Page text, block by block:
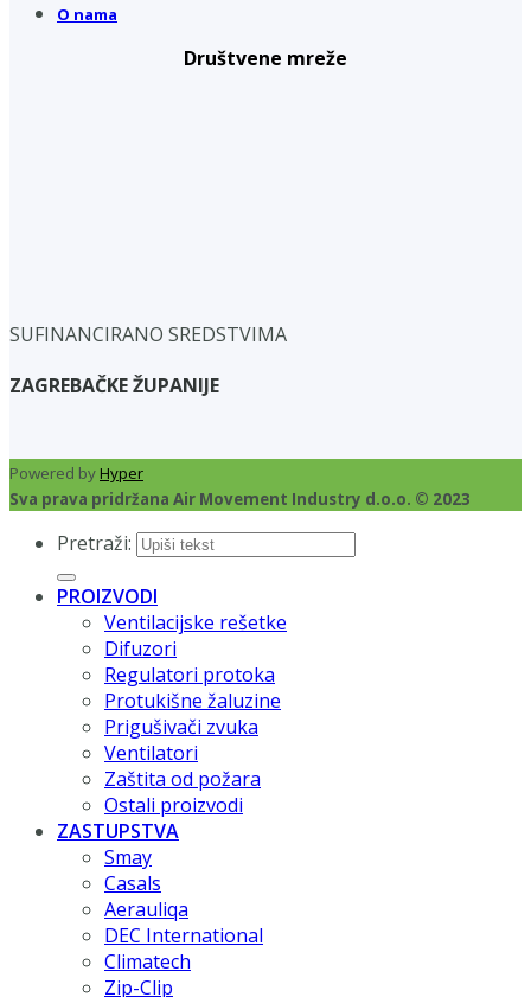
O nama
Društvene mreže
SUFINANCIRANO SREDSTVIMA
ZAGREBAČKE ŽUPANIJE
Powered byHyper
Sva prava pridržana Air Movement Industry d.o.o. © 2023
Pretraži:
PROIZVODI
Ventilacijske rešetke
Difuzori
Regulatori protoka
Protukišne žaluzine
Prigušivači zvuka
Ventilatori
Zaštita od požara
Ostali proizvodi
ZASTUPSTVA
Smay
Casals
Aerauliqa
DEC International
Climatech
Zip-Clip